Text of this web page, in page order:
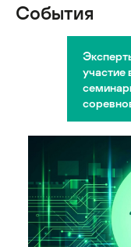
События
участие